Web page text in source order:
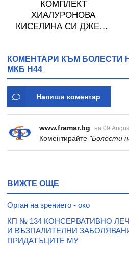
КОМПЛЕКТ
ХИАЛУРОНОВА
КИСЕЛИНА СИ ДЖЕЛИ
КОМЕНТАРИ КЪМ БОЛЕСТИ
МКБ H44
Напиши коментар
www.framar.bg на 09
Коментирайте "Болести
ВИЖТЕ ОЩЕ
Орган на зрението - око
КП № 134 КОНСЕРВАТИВНО
И ВЪЗПАЛИТЕЛНИ
ПРИДАТЪЦИТЕ МУ